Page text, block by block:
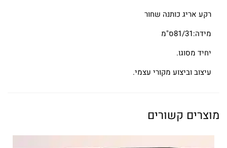
רקע אריג כותנה שחור
מידה:81/31ס"מ
יחיד מסוגו.
עיצוב וביצוע מקורי עצמי.
מוצרים קשורים